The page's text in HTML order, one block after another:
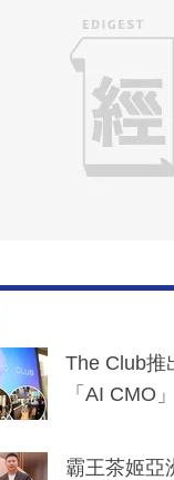
The Club推
「AI CMO
分鐘生成「
霸王茶姬亞